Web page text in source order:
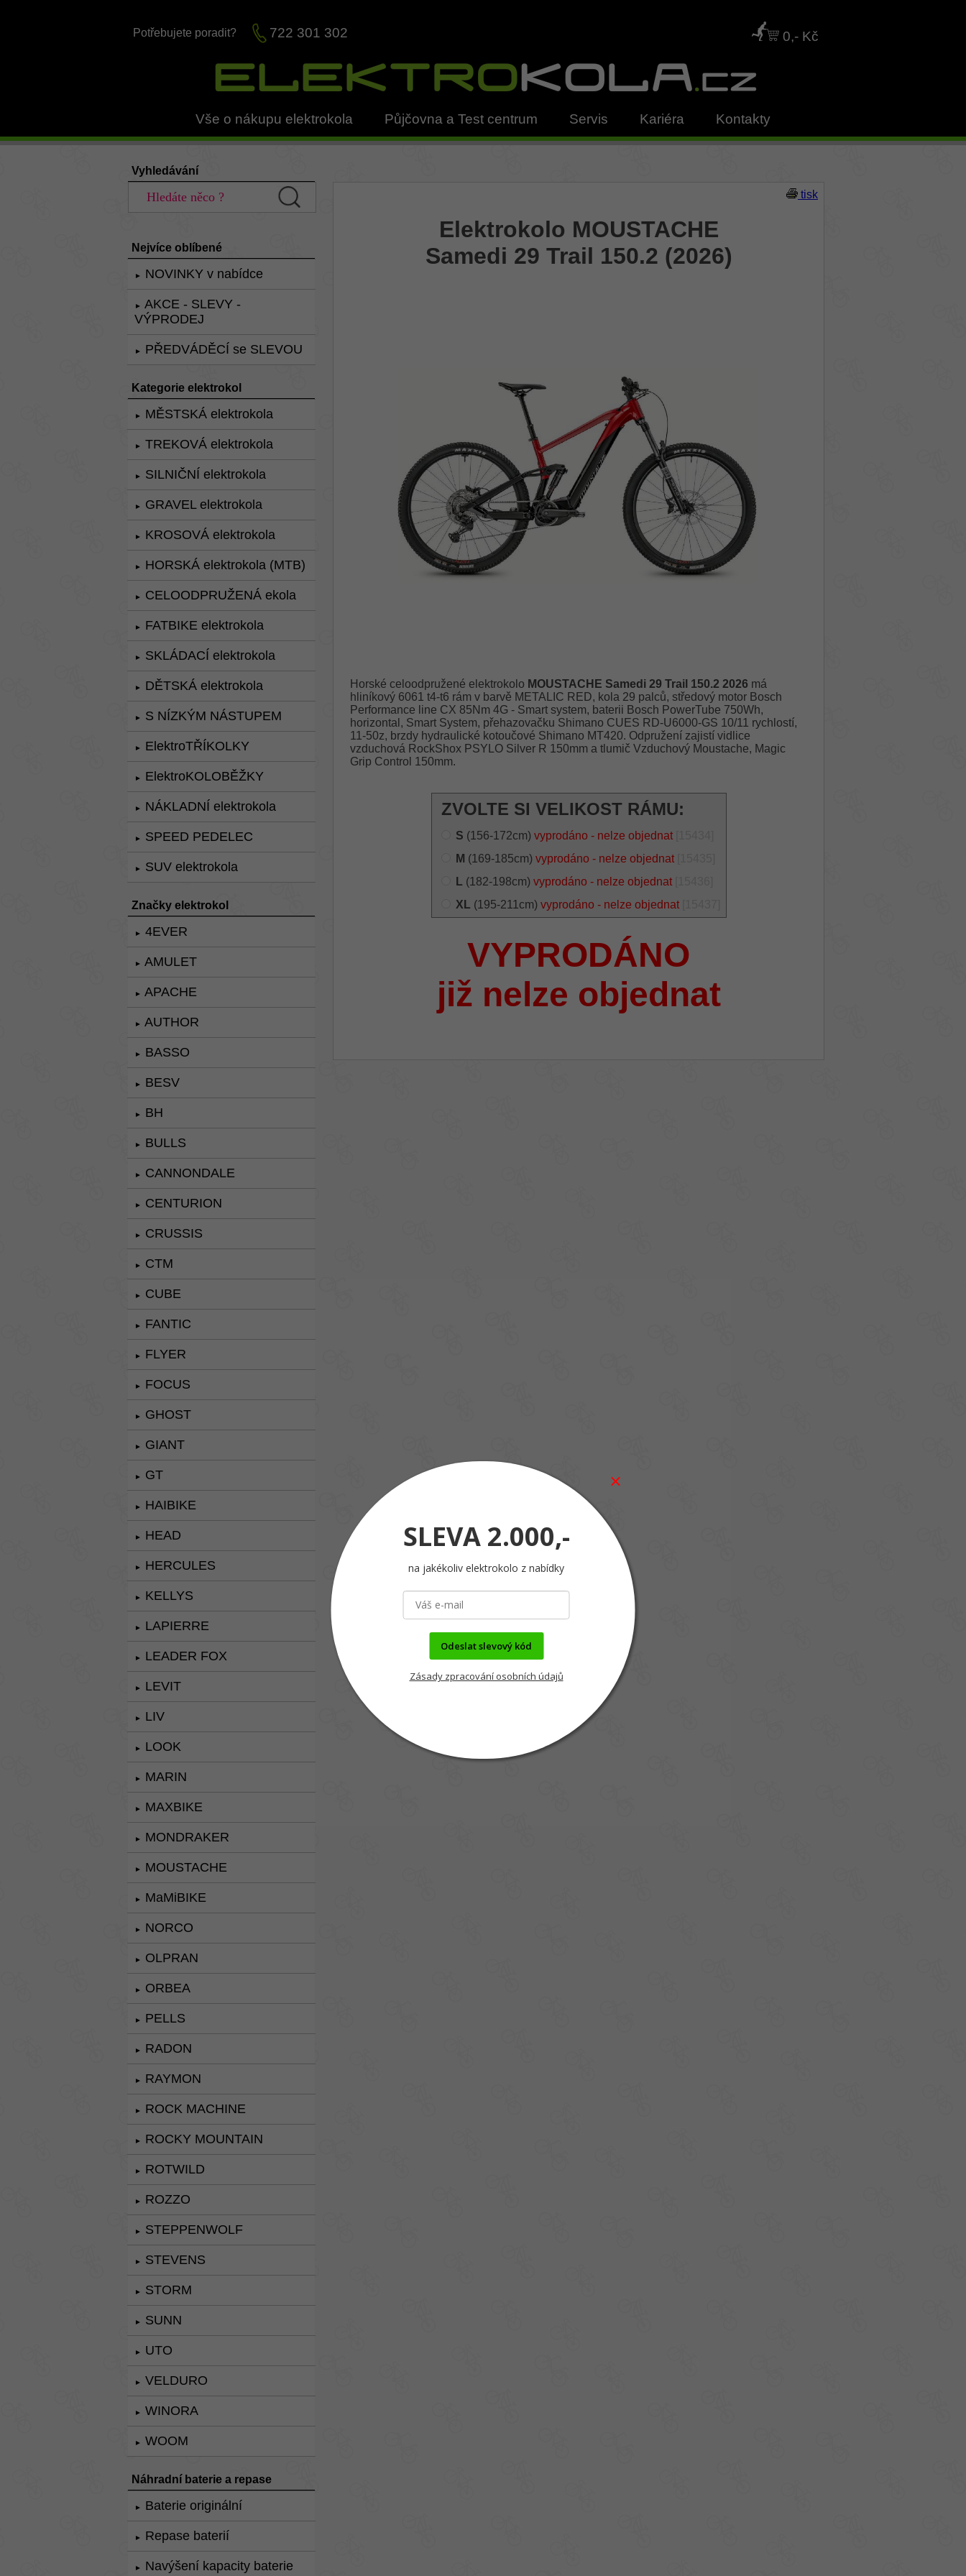
Potřebujete poradit? 722 301 302 0,- Kč
Vše o nákupu elektrokola Půjčovna a Test centrum Servis Kariéra Kontakty
Vyhledávání
Nejvíce oblíbené
► NOVINKY v nabídce
►
AKCE - SLEVY -
VÝPRODEJ
► PŘEDVÁDĚCÍ se SLEVOU
Kategorie elektrokol
► MĚSTSKÁ elektrokola
► TREKOVÁ elektrokola
► SILNIČNÍ elektrokola
► GRAVEL elektrokola
► KROSOVÁ elektrokola
► HORSKÁ elektrokola (MTB)
► CELOODPRUŽENÁ ekola
► FATBIKE elektrokola
► SKLÁDACÍ elektrokola
► DĚTSKÁ elektrokola
► S NÍZKÝM NÁSTUPEM
► ElektroTŘÍKOLKY
► ElektroKOLOBĚŽKY
► NÁKLADNÍ elektrokola
► SPEED PEDELEC
► SUV elektrokola
Značky elektrokol
► 4EVER
► AMULET
► APACHE
► AUTHOR
► BASSO
► BESV
► BH
► BULLS
► CANNONDALE
► CENTURION
► CRUSSIS
► CTM
► CUBE
► FANTIC
► FLYER
► FOCUS
► GHOST
► GIANT
► GT
► HAIBIKE
► HEAD
► HERCULES
► KELLYS
► LAPIERRE
► LEADER FOX
► LEVIT
► LIV
► LOOK
► MARIN
► MAXBIKE
► MONDRAKER
► MOUSTACHE
► MaMiBIKE
► NORCO
► OLPRAN
► ORBEA
► PELLS
► RADON
► RAYMON
► ROCK MACHINE
► ROCKY MOUNTAIN
► ROTWILD
► ROZZO
► STEPPENWOLF
► STEVENS
► STORM
► SUNN
► UTO
► VELDURO
► WINORA
► WOOM
Náhradní baterie a repase
► Baterie originální
► Repase baterií
► Navýšení kapacity baterie
tisk
Elektrokolo MOUSTACHE
Samedi 29 Trail 150.2 (2026)
Horské celoodpružené elektrokolo MOUSTACHE Samedi 29 Trail 150.2 2026 má
hliníkový 6061 t4-t6 rám v barvě METALIC RED, kola 29 palců, středový motor Bosch
Performance line CX 85Nm 4G - Smart system, baterii Bosch PowerTube 750Wh,
horizontal, Smart System, přehazovačku Shimano CUES RD-U6000-GS 10/11 rychlostí,
11-50z, brzdy hydraulické kotoučové Shimano MT420. Odpružení zajistí vidlice
vzduchová RockShox PSYLO Silver R 150mm a tlumič Vzduchový Moustache, Magic
Grip Control 150mm.
ZVOLTE SI VELIKOST RÁMU:
S (156-172cm) vyprodáno - nelze objednat
M (169-185cm) vyprodáno - nelze objednat
L (182-198cm) vyprodáno - nelze objednat
XL (195-211cm) vyprodáno - nelze objednat
VYPRODÁNO
již nelze objednat
SLEVA 2.000,-
na jakékoliv elektrokolo z nabídky
Odeslat slevový kód
Zásady zpracování osobních údajů